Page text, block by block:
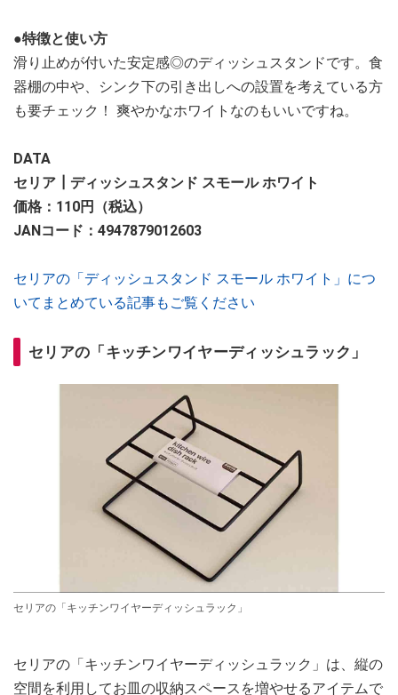
●特徴と使い方
滑り止めが付いた安定感◎のディッシュスタンドです。食
器棚の中や、シンク下の引き出しへの設置を考えている方
も要チェック！ 爽やかなホワイトなのもいいですね。
DATA
セリア┃ディッシュスタンド スモール ホワイト
価格：110円（税込）
JANコード：4947879012603
セリアの「ディッシュスタンド スモール ホワイト」につ
いてまとめている記事もご覧ください
セリアの「キッチンワイヤーディッシュラック」
セリアの「キッチンワイヤーディッシュラック」
セリアの「キッチンワイヤーディッシュラック」は、縦の
空間を利用してお皿の収納スペースを増やせるアイテムで